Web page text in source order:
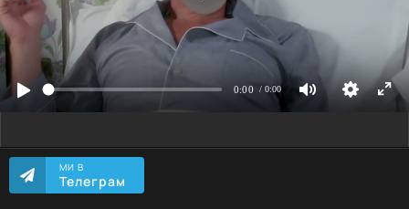
МИ В
Телеграм